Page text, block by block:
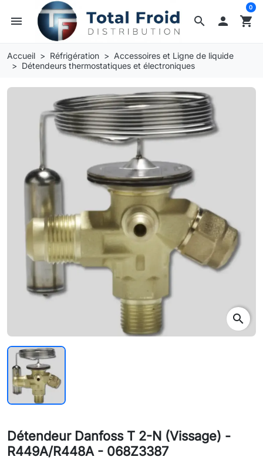
search
menu  shopping_cart
0
Accueil Réfrigération
Accessoires et Ligne de liquide
Détendeurs thermostatiques et électroniques
search
Détendeur Danfoss T 2-N (Vissage) -
R449A/R448A - 068Z3387